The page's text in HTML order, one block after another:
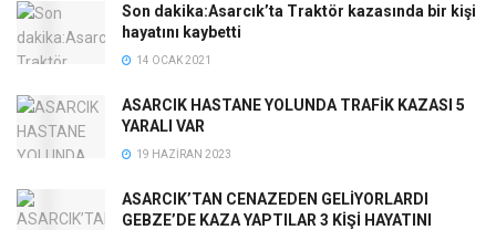
Son dakika:Asarcık’ta Traktör kazasında bir kişi
hayatını kaybetti
14 OCAK 2021
ASARCIK HASTANE YOLUNDA TRAFİK KAZASI 5
YARALI VAR
19 HAZIRAN 2023
ASARCIK’TAN CENAZEDEN GELİYORLARDI
GEBZE’DE KAZA YAPTILAR 3 KİŞİ HAYATINI